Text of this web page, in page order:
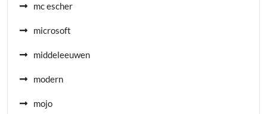
mc escher
microsoft
middeleeuwen
modern
mojo